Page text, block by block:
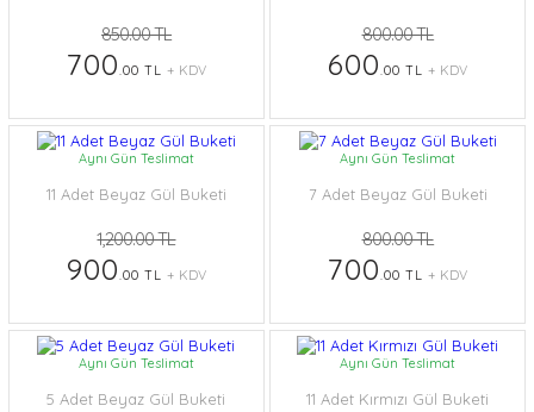
850.00 TL
700.00 TL + KDV
800.00 TL
600.00 TL+ KDV
Aynı Gün Teslimat
11 Adet Beyaz Gül Buketi
1,200.00 TL
900.00 TL + KDV
Aynı Gün Teslimat
7 Adet Beyaz Gül Buketi
800.00 TL
700.00 TL+ KDV
Aynı Gün Teslimat
5 Adet Beyaz Gül Buketi
Aynı Gün Teslimat
11 Adet Kırmızı Gül Buketi